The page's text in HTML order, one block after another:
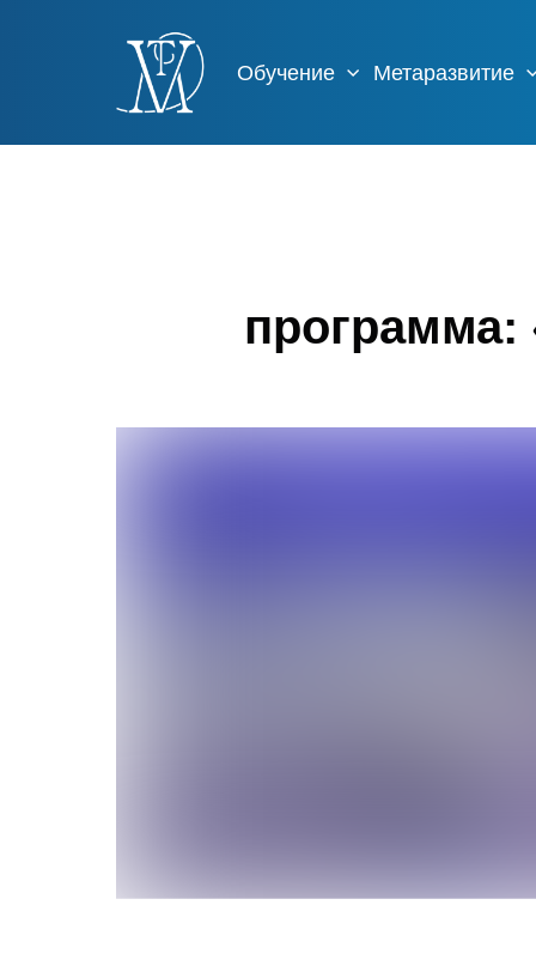
Обучение Метаразвитие
программа: